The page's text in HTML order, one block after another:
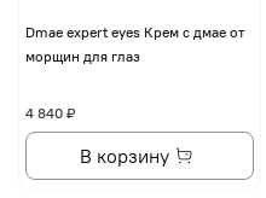
Dmae expert eyes Крем с дмае от
морщин для глаз
4 840 ₽
В корзину